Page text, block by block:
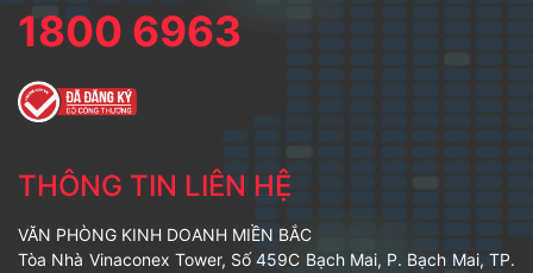
1800 6963
THÔNG TIN LIÊN HỆ
VĂN PHÒNG KINH DOANH MIỀN BẮC
Tòa Nhà Vinaconex Tower, Số 459C Bạch Mai, P. Bạch Mai, TP.